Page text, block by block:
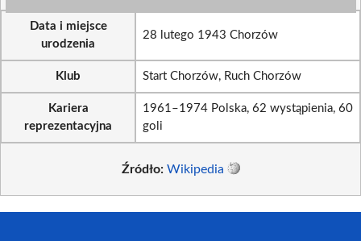
Data i miejsce
urodzenia
28 lutego 1943 Chorzów
Klub Start Chorzów, Ruch Chorzów
Kariera
reprezentacyjna
1961–1974 Polska, 62 wystąpienia, 60
goli
Źródło: Wikipedia